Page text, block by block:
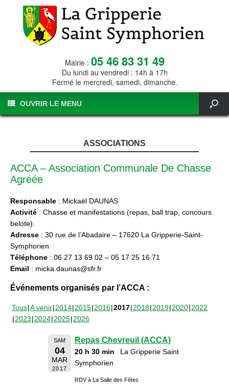
Mairie : 05 46 83 31 49
Du lundi au vendredi : 14h à 17h
Fermé le mercredi, samedi, dimanche.
OUVRIR LE MENU
ASSOCIATIONS
ACCA – Association Communale De Chasse
Agréée
Responsable : Mickaël DAUNAS
Activité : Chasse et manifestations (repas, ball trap, concours
belote).
Adresse : 30 rue de l’Abadaire – 17620 La Gripperie-Saint-
Symphorien
Téléphone : 06 27 13 69 02 – 05 17 25 16 71
Email : micka.daunas@sfr.fr
Événements organisés par l’ACCA :
Tous A venir 2014 2015 2016 2017 2018 2019 2020 2022
2023 2024 2025 2026
SAM
04
MAR
2017
Repas Chevreuil (ACCA)
20 h 30 min
La Gripperie Saint
Symphorien
RDV à La Salle des Fêtes